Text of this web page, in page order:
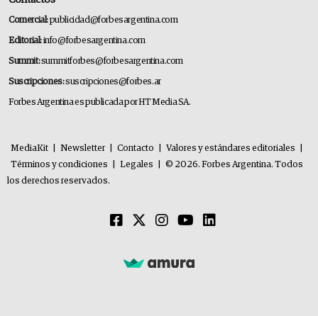
Comercial:publicidad@forbesargentina.com
Editorial:info@forbesargentina.com
Summit:summitforbes@forbesargentina.com
Suscripciones:suscripciones@forbes.ar
Forbes Argentina es publicada por HT Media SA.
MediaKit Newsletter Contacto Valores y estándares editoriales
Términos y condiciones
Legales
© 2026. Forbes Argentina. Todos
los derechos reservados.